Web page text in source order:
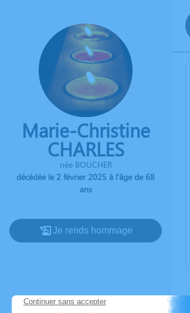
Marie-Christine
CHARLES
née BOUCHER
décédée le 2 février 2025 à l'âge de 68
ans
Je rends hommage